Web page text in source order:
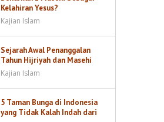
Kelahiran Yesus?
Kajian Islam
Sejarah Awal Penanggalan
Tahun Hijriyah dan Masehi
Kajian Islam
5 Taman Bunga di Indonesia
yang Tidak Kalah Indah dari